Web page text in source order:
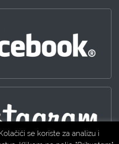
se koriste za analizu i